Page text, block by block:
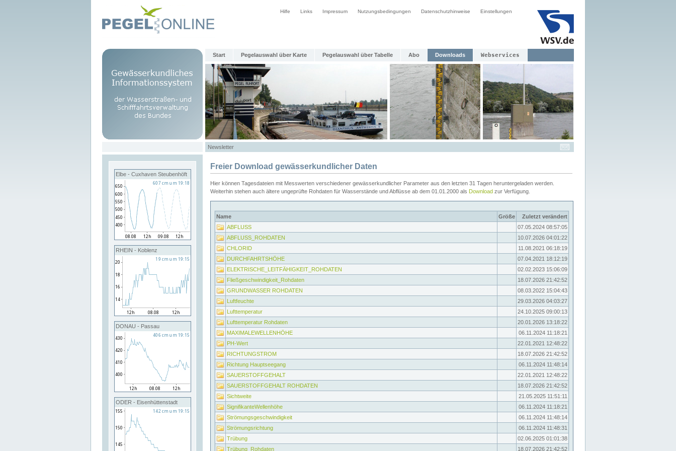
Hilfe Links Impressum Nutzungsbedingungen Datenschutzhinweise Einstellungen
Start Pegelauswahl über Karte Pegelauswahl über Tabelle Abo Downloads Webservices
Newsletter
Elbe - Cuxhaven Steubenhöft
RHEIN - Koblenz
DONAU - Passau
ODER - Eisenhüttenstadt
Freier Download gewässerkundlicher Daten
Hier können Tagesdateien mit Messwerten verschiedener gewässerkundlicher Parameter aus den letzten 31 Tagen heruntergeladen werden.
Weiterhin stehen auch ältere ungeprüfte Rohdaten für Wasserstände und Abflüsse ab dem 01.01.2000 als Download zur Verfügung.
Name Größe
Zuletzt verändert
ABFLUSS
07.05.2024 08:57:05
ABFLUSS_ROHDATEN
10.07.2026 04:01:22
CHLORID
11.08.2021 06:18:19
DURCHFAHRTSHÖHE
07.04.2021 18:12:19
ELEKTRISCHE_LEITFÄHIGKEIT_ROHDATEN
02.02.2023 15:06:09
Fließgeschwindigkeit_Rohdaten
18.07.2026 21:42:52
GRUNDWASSER ROHDATEN
08.03.2022 15:04:43
Luftfeuchte
29.03.2026 04:03:27
Lufttemperatur
24.10.2025 09:00:13
Lufttemperatur Rohdaten
20.01.2026 13:18:22
MAXIMALEWELLENHÖHE
06.11.2024 11:18:21
PH-Wert
22.01.2021 12:48:22
RICHTUNGSTROM
18.07.2026 21:42:52
Richtung Hauptseegang
06.11.2024 11:48:14
SAUERSTOFFGEHALT
22.01.2021 12:48:22
SAUERSTOFFGEHALT ROHDATEN
18.07.2026 21:42:52
Sichtweite
21.05.2025 11:51:11
SignifikanteWellenhöhe
06.11.2024 11:18:21
Strömungsgeschwindigkeit
06.11.2024 11:48:14
Strömungsrichtung
06.11.2024 11:48:31
Trübung
02.06.2025 01:01:38
Trübung_Rohdaten
18.07.2026 21:42:52